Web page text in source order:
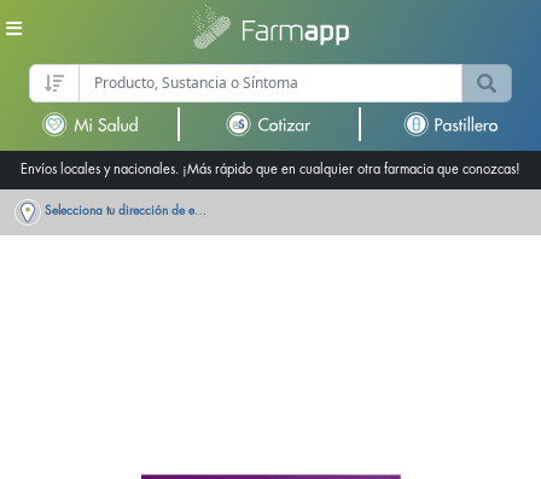
Envíos locales y nacionales. ¡Más rápido que en cualquier otra farmacia que conozcas!
Selecciona tu dirección de entrega